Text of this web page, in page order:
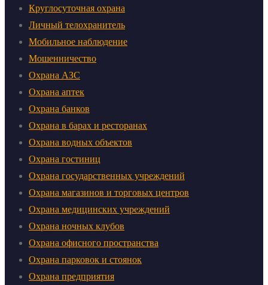
Круглосуточная охрана
Личный телохранитель
Мобильное наблюдение
Мошенничество
Охрана АЗС
Охрана аптек
Охрана банков
Охрана в барах и ресторанах
Охрана водных объектов
Охрана гостиниц
Охрана государственных учреждений
Охрана магазинов и торговых центров
Охрана медицинских учреждений
Охрана ночных клубов
Охрана офисного пространства
Охрана парковок и стоянок
Охрана предприятия